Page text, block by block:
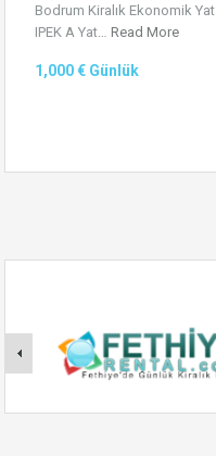
Bodrum Kiralık Ekonomik Yat
IPEK A Yat… Read More
1,000 € Günlük